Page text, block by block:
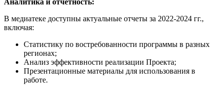
В медиатеке доступны актуальные отчеты за 2022-2024 гг.,
включая:
Статистику по востребованности программы в разных
регионах;
Анализ эффективности реализации Проекта;
Презентационные материалы для использования в
работе.